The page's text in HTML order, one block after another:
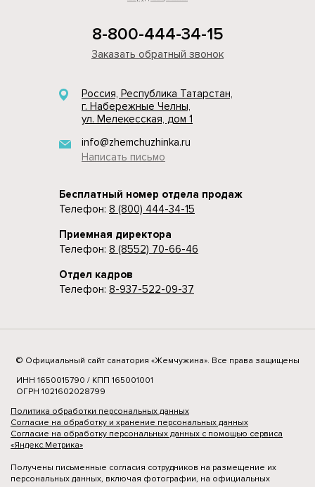
8-800-444-34-15
Заказать обратный звонок
Россия, Республика Татарстан,
г. Набережные Челны,
ул. Мелекесская, дом 1
info@zhemchuzhinka.ru
Написать письмо
Бесплатный номер отдела продаж
Телефон: 8 (800) 444-34-15
Приемная директора
Телефон: 8 (8552) 70-66-46
Отдел кадров
Телефон: 8-937-522-09-37
© Официальный сайт санатория «Жемчужина». Все права защищены
ИНН 1650015790 / КПП 165001001
ОГРН 1021602028799
Политика обработки персональных данных
Согласие на обработку и хранение персональных данных
Согласие на обработку персональных данных с помощью сервиса
«Яндекс.Метрика»
Получены письменные согласия сотрудников на размещение их
персональных данных, включая фотографии, на официальных